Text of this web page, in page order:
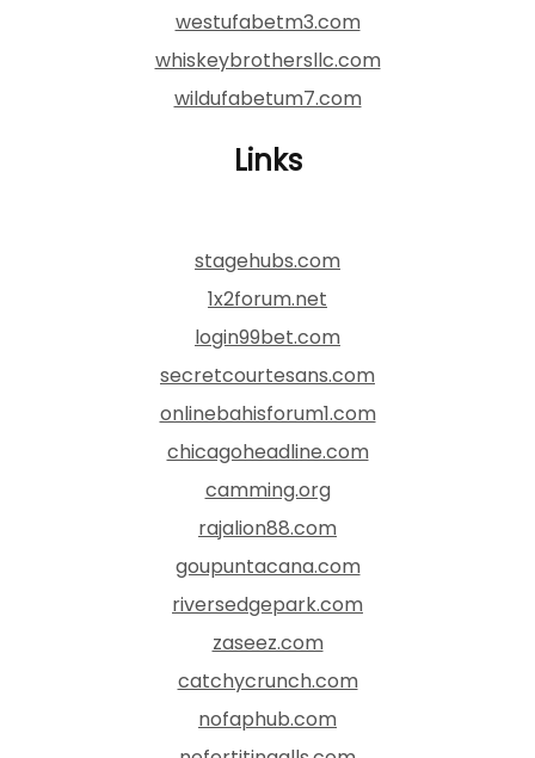
westufabetm3.com
whiskeybrothersllc.com
wildufabetum7.com
Links
stagehubs.com
1x2forum.net
login99bet.com
secretcourtesans.com
onlinebahisforum1.com
chicagoheadline.com
camming.org
rajalion88.com
goupuntacana.com
riversedgepark.com
zaseez.com
catchycrunch.com
nofaphub.com